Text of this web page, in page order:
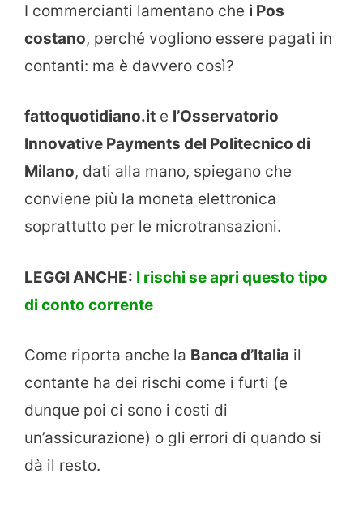
I commercianti lamentano che i Pos
costano, perché vogliono essere pagati in
contanti: ma è davvero così?
fattoquotidiano.it e l’Osservatorio
Innovative Payments del Politecnico di
Milano, dati alla mano, spiegano che
conviene più la moneta elettronica
soprattutto per le microtransazioni.
LEGGI ANCHE: I rischi se apri questo tipo
di conto corrente
Come riporta anche la Banca d’Italia il
contante ha dei rischi come i furti (e
dunque poi ci sono i costi di
un’assicurazione) o gli errori di quando si
dà il resto.